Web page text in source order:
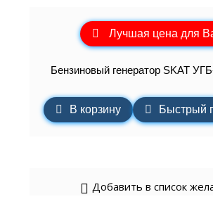
Лучшая цена для
Бензиновый генератор SKAT
В корзину Быстрый
Добавить в список